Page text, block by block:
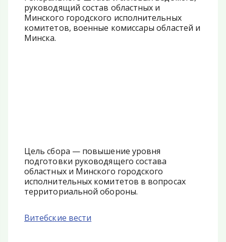
руководящий состав областных и
Минского городского исполнительных
комитетов, военные комиссары областей и
Минска.
Цель сбора — повышение уровня
подготовки руководящего состава
областных и Минского городского
исполнительных комитетов в вопросах
территориальной обороны.
Витебские вести